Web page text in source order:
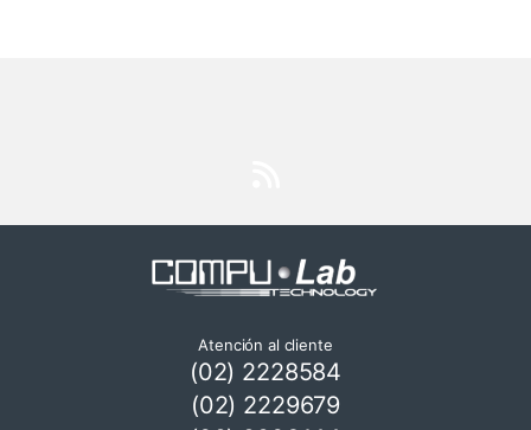
Atención al cliente
(02) 2228584
(02) 2229679